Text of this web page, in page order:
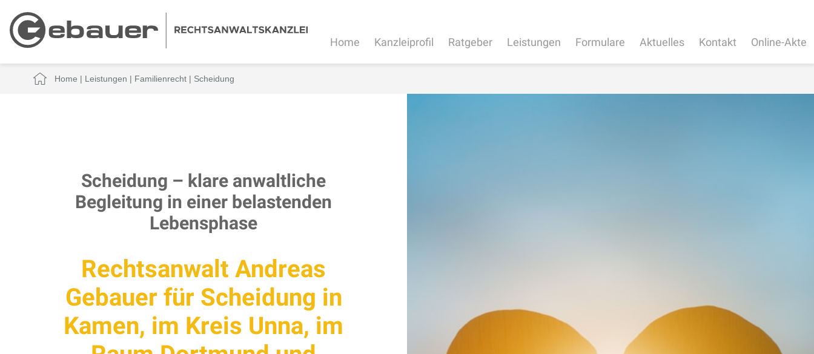
Home Kanzleiprofil Ratgeber Leistungen Formulare Aktuelles Kontakt Online-Akte
Home | Leistungen | Familienrecht| Scheidung
Scheidung – klare anwaltliche
Begleitung in einer belastenden
Lebensphase
Rechtsanwalt Andreas
Gebauer für Scheidung in
Kamen, im Kreis Unna, im